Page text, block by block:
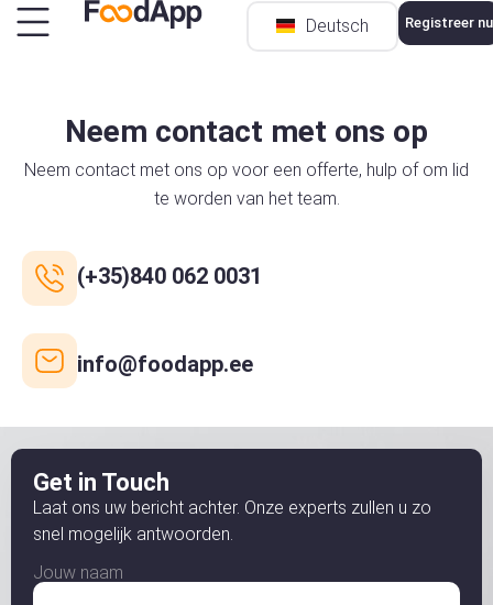
Deutsch
Türkçe Registreer nu
Neem contact met ons op
Neem contact met ons op voor een offerte, hulp of om lid
te worden van het team.
(+35)840 062 0031
info@foodapp.ee
Get in Touch
Laat ons uw bericht achter. Onze experts zullen u zo
snel mogelijk antwoorden.
Jouw naam